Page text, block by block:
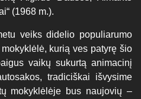
(1968 m.).
veiks didelio populiarumo
kurią ves patyrę šio
vaikų sukurtą animacinį
tradiciškai išvysime
mokyklėlėje bus naujovių –